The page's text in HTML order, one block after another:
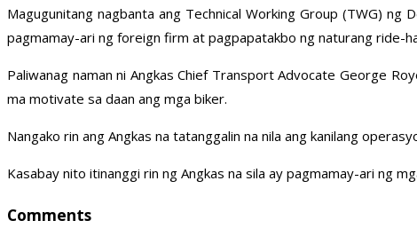
Magugunitang nagbanta ang Technical Working Group (TWG)
pagmamay-ari ng foreign firm at pagpapatakbo ng naturang ride-
Paliwanag naman ni Angkas Chief Transport Advocate George
ma motivate sa daan ang mga biker.
Nangako rin ang Angkas na tatanggalin na nila ang kanilang
Kasabay nito itinanggi rin ng Angkas na sila ay pagmamay-ari ng
Comments